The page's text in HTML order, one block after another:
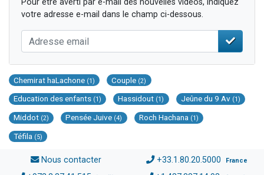
Pour être averti par e-mail des nouvelles vidéos, indiquez
votre adresse e-mail dans le champ ci-dessous.
Chemirat haLachone (1) Couple (2)
Education des enfants (1) Hassidout (1) Jeûne du 9 Av (1)
Middot (2) Pensée Juive (4) Roch Hachana (1)
Téfila (5)
Nous contacter +33.1.80.20.5000 France